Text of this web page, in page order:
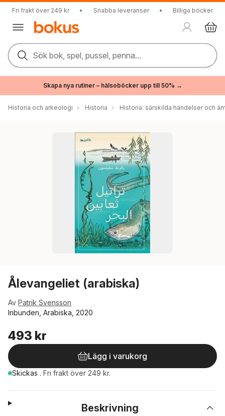
Fri frakt över 249 kr • Snabba leveranser • Billiga böcker
Sök bok, spel, pussel, penna...
Skapa nya rutiner – hälsoböcker upp till 50% →
Historia och arkeologi Historia Historia: särskilda händelser och
Ålevangeliet (arabiska)
Av Patrik Svensson
Inbunden, Arabiska, 2020
493 kr
Lägg i varukorg
Skickas . Fri frakt över 249 kr.
Beskrivning